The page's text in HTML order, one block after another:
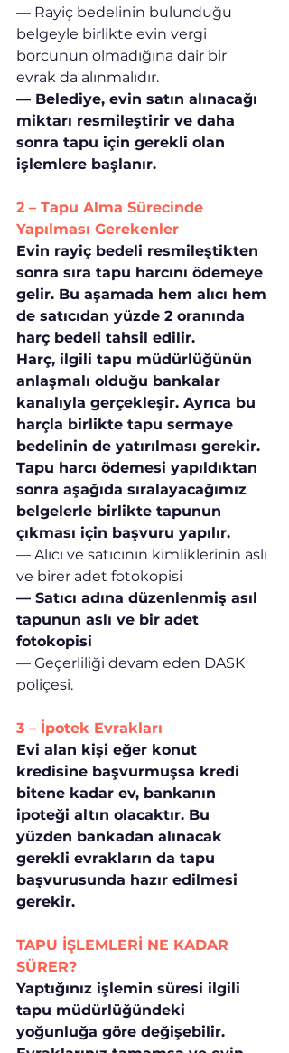
— Rayiç bedelinin bulunduğu
belgeyle birlikte evin vergi
borcunun olmadığına dair bir
evrak da alınmalıdır.
— Belediye, evin satın alınacağı
miktarı resmileştirir ve daha
sonra tapu için gerekli olan
işlemlere başlanır.
2 – Tapu Alma Sürecinde
Yapılması Gerekenler
Evin rayiç bedeli resmileştikten
sonra sıra tapu harcını ödemeye
gelir. Bu aşamada hem alıcı hem
de satıcıdan yüzde 2 oranında
harç bedeli tahsil edilir.
Harç, ilgili tapu müdürlüğünün
anlaşmalı olduğu bankalar
kanalıyla gerçekleşir. Ayrıca bu
harçla birlikte tapu sermaye
bedelinin de yatırılması gerekir.
Tapu harcı ödemesi yapıldıktan
sonra aşağıda sıralayacağımız
belgelerle birlikte tapunun
çıkması için başvuru yapılır.
— Alıcı ve satıcının kimliklerinin aslı
ve birer adet fotokopisi
— Satıcı adına düzenlenmiş asıl
tapunun aslı ve bir adet
fotokopisi
— Geçerliliği devam eden DASK
poliçesi.
3 – İpotek Evrakları
Evi alan kişi eğer konut
kredisine başvurmuşsa kredi
bitene kadar ev, bankanın
ipoteği altın olacaktır. Bu
yüzden bankadan alınacak
gerekli evrakların da tapu
başvurusunda hazır edilmesi
gerekir.
TAPU İŞLEMLERİ NE KADAR
SÜRER?
Yaptığınız işlemin süresi ilgili
tapu müdürlüğündeki
yoğunluğa göre değişebilir.